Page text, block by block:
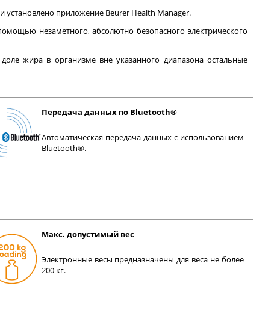
приложение Beurer Health Manager.
незаметного, абсолютно безопасного электрического
жира в организме вне указанного диапазона остальные
Передача данных по Bluetooth®
Автоматическая передача данных с использованием
Bluetooth®.
Макс. допустимый вес
Электронные весы предназначены для веса не более
200 кг.